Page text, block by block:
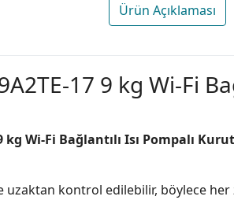
Ürün Açıklaması
17 9 kg Wi-Fi
kg Wi-Fi Bağlantılı Isı Pompalı
uzaktan kontrol edilebilir, böylece